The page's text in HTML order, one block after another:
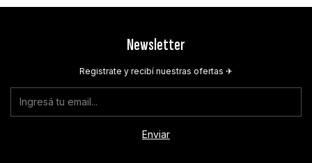
Newsletter
Registrate y recibí nuestras ofertas ✈︎